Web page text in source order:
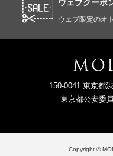
ウェブクーポ
ウェブ限定のオ
150-0041 東京都
東京都公安委
Copyright ©